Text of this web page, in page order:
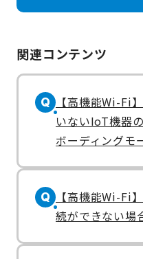
関連コンテンツ
Q
【高機能Wi-Fi
いないIoT機器
ボーディングモ
Q
【高機能Wi-Fi
続ができない場